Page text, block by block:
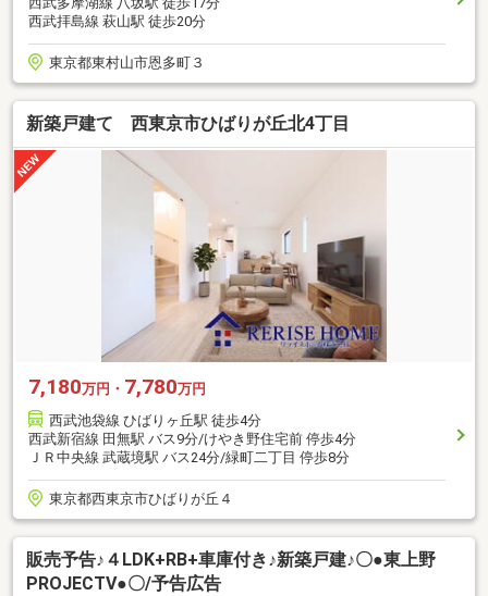
西武拝島線 萩山駅 徒歩20分
東京都東村山市恩多町３
新築戸建て 西東京市ひばりが丘北4丁目
7,180万円・ 7,780万円
西武池袋線 ひばりヶ丘駅 徒歩4分
西武新宿線 田無駅 バス9分/けやき野住宅前 停歩4分
ＪＲ中央線 武蔵境駅 バス24分/緑町二丁目 停歩8分
東京都西東京市ひばりが丘４
販売予告♪４LDK+RB+車庫付き♪新築戸建♪〇●東上野
PROJECTⅤ●〇/予告広告